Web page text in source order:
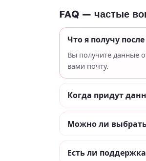
FAQ — частые
Что я получу
Вы получите данные
вами почту.
Когда придут
Можно ли
Есть ли